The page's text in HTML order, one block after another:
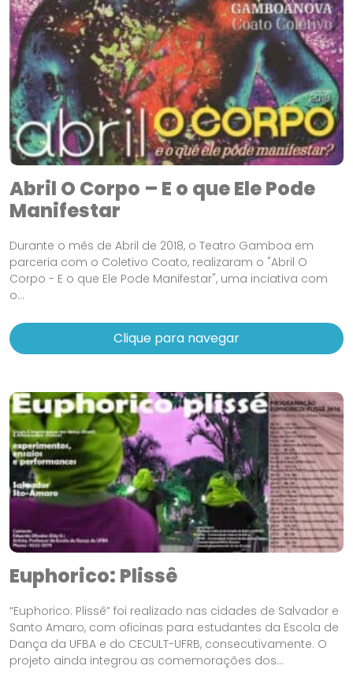
Abril O Corpo – E o que Ele Pode
Manifestar
Durante o mês de Abril de 2018, o Teatro Gamboa em
parceria com o Coletivo Coato, realizaram o "Abril O
Corpo - E o que Ele Pode Manifestar", uma inciativa com
o...
Clique para navegar
Euphorico: Plissê
“Euphorico: Plissê” foi realizado nas cidades de Salvador e
Santo Amaro, com oficinas para estudantes da Escola de
Dança da UFBA e do CECULT-UFRB, consecutivamente. O
projeto ainda integrou as comemorações dos...